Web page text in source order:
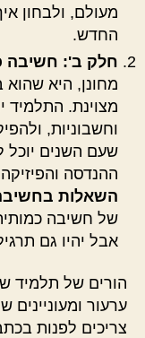
מעולם, ולבחון
החדש.
חלק ב': חשיבה
מחונן, היא
מצוינת. התלמיד
וחשבוניות,
שעם השנים
ההנדסה
השאלות
של חשיבה
אבל יהיו גם
הורים של תלמיד
ערעור
צריכים לפנות